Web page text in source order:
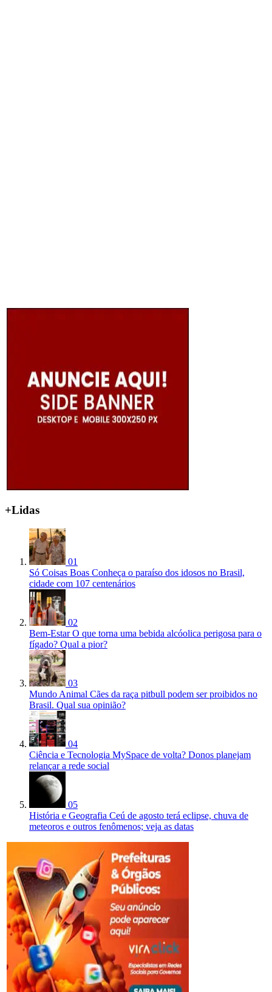
+Lidas
01
Só Coisas Boas Conheça o paraíso dos idosos no Brasil,
cidade com 107 centenários
02
Bem-Estar O que torna uma bebida alcóolica perigosa para o
fígado? Qual a pior?
03
Mundo Animal Cães da raça pitbull podem ser proibidos no
Brasil. Qual sua opinião?
04
Ciência e Tecnologia MySpace de volta? Donos planejam
relançar a rede social
05
História e Geografia Ceú de agosto terá eclipse, chuva de
meteoros e outros fenômenos; veja as datas